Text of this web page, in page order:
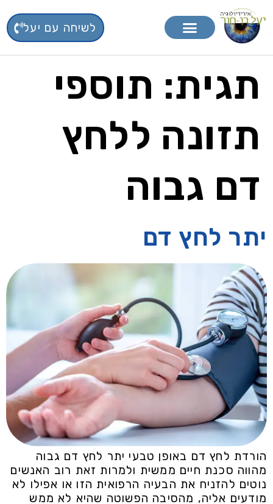
לשיחה עם יעל
תגית: תוספי
תזונה ללחץ
דם גבוה
יתר לחץ דם
הורדת לחץ דם באופן טבעי יתר לחץ דם גבוה
מהווה סכנת חיים ממשית ולמרות זאת רוב האנשים
נוטים להזניח את הבעיה הרפואית הזו או אפילו לא
מודעים אליה, מהסיבה הפשוטה שהיא לא ממש